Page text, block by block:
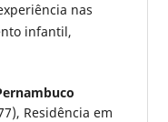
nas
infantil,
Residência em